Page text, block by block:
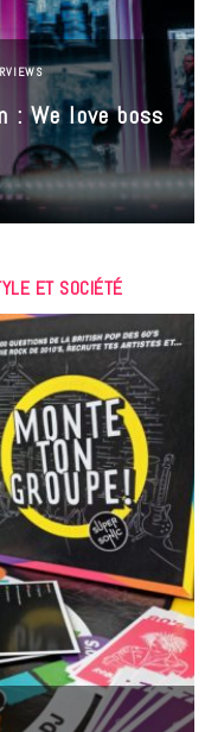
: We love boss
ET SOCIÉTÉ